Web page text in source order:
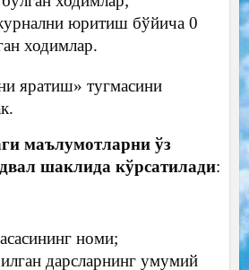
юритиш бўйича 0
ходимлар.
яратиш» тугмасини
маълумотларни ўз
шаклида кўрсатилади:
номи;
дарсларнинг умумий